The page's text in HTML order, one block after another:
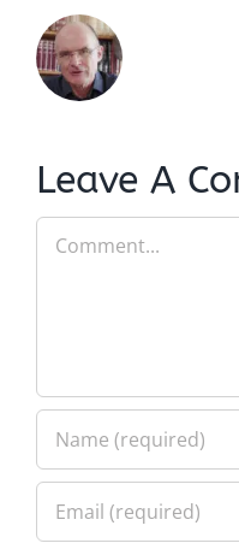
Leave A
Comment